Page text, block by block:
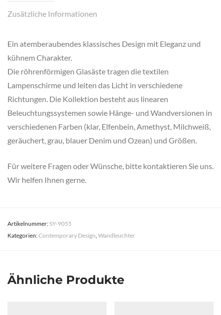
Zusätzliche Informationen
Ein atemberaubendes klassisches Design mit Eleganz und
kühnem Charakter.
Die röhrenförmigen Glasäste tragen die textilen
Lampenschirme und leiten das Licht in verschiedene
Richtungen. Die Kollektion besteht aus linearen
Beleuchtungssystemen sowie Hänge- und Wandversionen in
verschiedenen Farben (klar, Elfenbein, Amethyst, Milchweiß,
geräuchert, grau, blauer Denim und Ozean) und Größen.
Für weitere Fragen oder Wünsche, bitte kontaktieren Sie uns.
Wir helfen Ihnen gerne.
Artikelnummer: SY-9055
Kategorien:Contemporary Design Wandleuchter
Ähnliche Produkte